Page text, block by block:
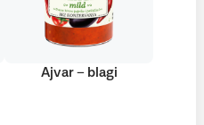
Ajvar – blagi